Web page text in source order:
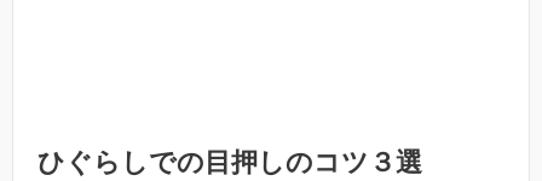
ひぐらしでの目押しのコツ３選